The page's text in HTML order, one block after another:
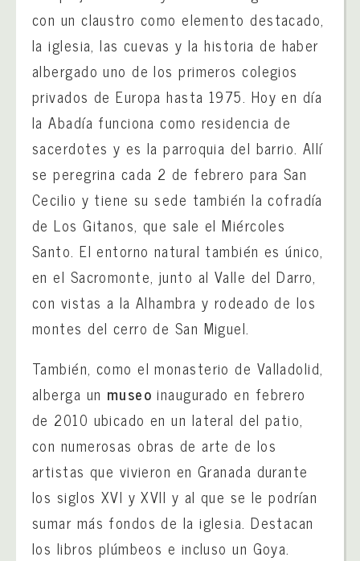
con un claustro como elemento destacado,
la iglesia, las cuevas y la historia de haber
albergado uno de los primeros colegios
privados de Europa hasta 1975. Hoy en día
la Abadía funciona como residencia de
sacerdotes y es la parroquia del barrio. Allí
se peregrina cada 2 de febrero para San
Cecilio y tiene su sede también la cofradía
de Los Gitanos, que sale el Miércoles
Santo. El entorno natural también es único,
en el Sacromonte, junto al Valle del Darro,
con vistas a la Alhambra y rodeado de los
montes del cerro de San Miguel.
También, como el monasterio de Valladolid,
alberga un museo inaugurado en febrero
de 2010 ubicado en un lateral del patio,
con numerosas obras de arte de los
artistas que vivieron en Granada durante
los siglos XVI y XVII y al que se le podrían
sumar más fondos de la iglesia. Destacan
los libros plúmbeos e incluso un Goya.